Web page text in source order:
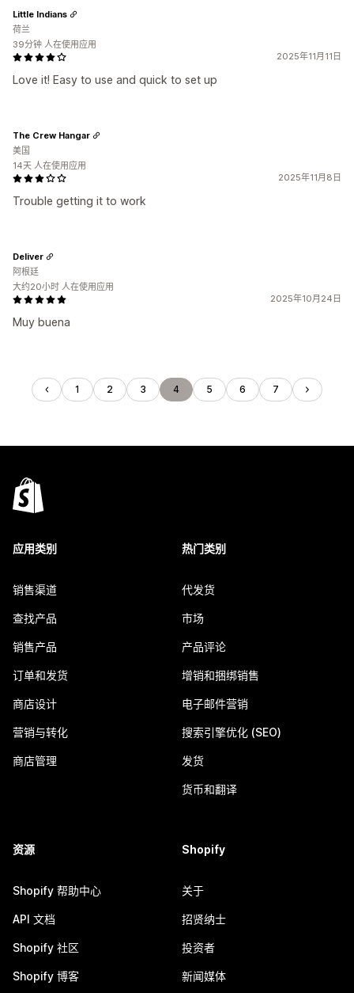
2025年11月11日
Love it! Easy to use and quick to set up
Little Indians
荷兰
39分钟 人在使用应用
2025年11月8日
Trouble getting it to work
The Crew Hangar
美国
14天 人在使用应用
2025年10月24日
Muy buena
Deliver
阿根廷
大约20小时 人在使用应用
1 2 3 4 5 6 7
应用类别
销售渠道
查找产品
销售产品
订单和发货
商店设计
营销与转化
商店管理
热门类别
代发货
市场
产品评论
增销和捆绑销售
电子邮件营销
搜索引擎优化 (SEO)
发货
货币和翻译
资源
Shopify 帮助中心
API 文档
Shopify 社区
Shopify 博客
Shopify
关于
招贤纳士
投资者
新闻媒体